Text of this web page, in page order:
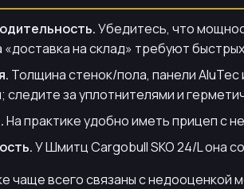
Убедитесь, что
«доставка на склад» требуют
Толщина стенок/пола, панели
следите за уплотнителями и
На практике удобно иметь прицеп с
У Шмитц Cargobull SKO 24/L она
чаще всего связаны с